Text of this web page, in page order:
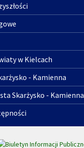
w Kielcach
- Kamienna
Skarżysko - Kamienna